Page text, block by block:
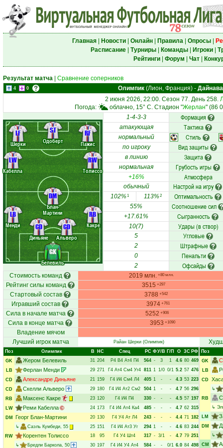
Главная| Новости| Онлайн| Правила| Опросы|
Расписание| Турниры| Команды| Игроки|
Рейтинги| Форум Чат|
Результат матча Сравнение соперников
4 0 Олимпик (Лион, Франция) - Дайнава
2 июня 2026, 22:00. Сезон 77. День 258.
Погода:
облачно, 15° C. Стадион "Жерлан" (86
Белевиль
Менди
Диньяне
Альверо
Какре
Кабелла
Блан-
Мартини
Толиссо
Шерки Одоберт Пажис
GK
LB
CD
CD
RB
LW
DM
RW
LF ST RF
1-4-3-3 Формация
атакующая Тактика
нормальный Стиль
по игроку Вид защиты
в линию Защита
нормальная Грубость игры
+16% Атмосфера
обычный Настрой на игру
102%1 113%2 Оптимальность
55% Соотношение сил
+17.61% Сыгранность
10(7) Удары (в створ)
5 Угловые
2 Штрафные
0 Пенальти
2 Офсайды
Стоимость команд 2019 млн. +80 млн.
Рейтинг силы команд 3515 +297
Стартовый состав 3788 +542
Игравший состав 3974 +761
Сила в начале матча 5252 +906
Сила в конце матча 3953 +1090
Владение мячом
Лучший игрок матча
Райан Шерки (Олимпик)
Поз Олимпик В НC Спец РC ФУ/В Г/П О ЗС РФ
GK
Жером Белевиль 31 204 Р4 В4 Ат4 П4 564 - 3 1 4.6 80 469
LB
Ферлан Менди 29 271 Г4 Ат4 См4 Уг4 811 1 1/0 0/1 5.2 57 476
CD
Александре Диньяне 21 159 Г4 И4 См4 Л4 405 1 - - 4.3 53 223
CD
Скелли Альверо 29 180 Г4 И4 Ат2 См2 504 1 - - 4.7 56 296
RB
Максенс Какре 23 120 Г4 И4 П4 330 - - - 4.5 57 197
LW
Реми Кабелла 24 173 Г4 И4 Ат4 Ка4 485 - - - 4.7 62 315
DM
Георг Блан-Мартини 20 130 Г4 У4 Ат Л4 243 - - - 4.4 71 182
↳
Саэль Кумбеди, 55 25 151 Г4 И4 Ат3 Уг 294 1 - - 4.6 83 244
RW
Корентен Толиссо 18 95 Г4 У4 Шт4 317 - 3/1 - 4.7 79 251
↳
Бредли Баркола, 50 30 197 Г4 И4 У4 Ат4 584 - - 0/1 6.0 84 498
Поз
GK
LB
CD
↳
RB
↳
LM
DM
↳
CM